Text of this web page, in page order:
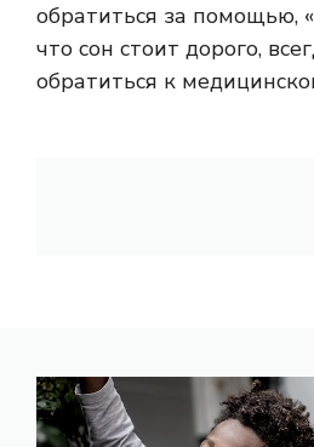
обратиться за помощью,
что сон стоит дорого,
обратиться к